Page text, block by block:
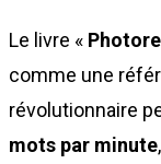
Le livre «
comme une
révolutionnaire
mots par minute